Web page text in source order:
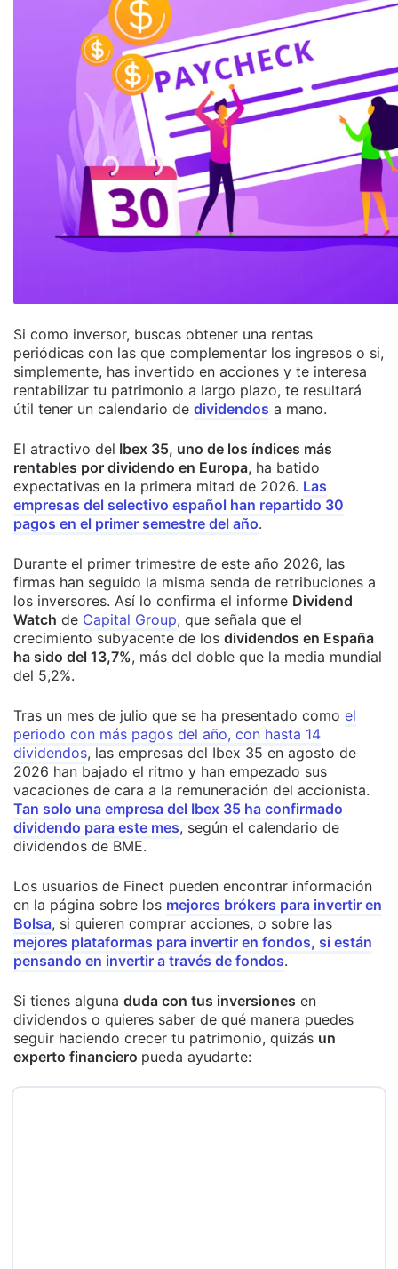
Si como inversor, buscas obtener una rentas
periódicas con las que complementar los ingresos o si,
simplemente, has invertido en acciones y te interesa
rentabilizar tu patrimonio a largo plazo, te resultará
útil tener un calendario de dividendos a mano.
El atractivo del Ibex 35, uno de los índices más
rentables por dividendo en Europa, ha batido
expectativas en la primera mitad de 2026. Las
empresas del selectivo español han repartido 30
pagos en el primer semestre del año.
Durante el primer trimestre de este año 2026, las
firmas han seguido la misma senda de retribuciones a
los inversores. Así lo confirma el informe Dividend
Watch de Capital Group, que señala que el
crecimiento subyacente de los dividendos en España
ha sido del 13,7%, más del doble que la media mundial
del 5,2%.
Tras un mes de julio que se ha presentado como el
periodo con más pagos del año, con hasta 14
dividendos, las empresas del Ibex 35 en agosto de
2026 han bajado el ritmo y han empezado sus
vacaciones de cara a la remuneración del accionista.
Tan solo una empresa del Ibex 35 ha confirmado
dividendo para este mes, según el calendario de
dividendos de BME.
Los usuarios de Finect pueden encontrar información
en la página sobre los mejores brókers para invertir en
Bolsa, si quieren comprar acciones, o sobre las
mejores plataformas para invertir en fondos, si están
pensando en invertir a través de fondos.
Si tienes alguna duda con tus inversiones en
dividendos o quieres saber de qué manera puedes
seguir haciendo crecer tu patrimonio, quizás un
experto financiero pueda ayudarte: